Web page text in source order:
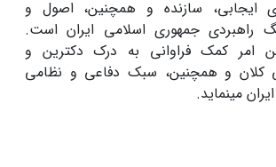
ایجابی، سازنده و همچنین، اصول و
راهبردی جمهوری اسلامی ایران است.
امر کمک فراوانی به درک دکترین و
کلان و همچنین، سبک دفاعی و نظامی
می‏نماید.